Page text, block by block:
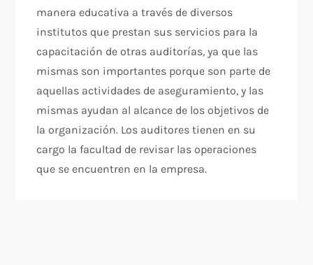
manera educativa a través de diversos
institutos que prestan sus servicios para la
capacitación de otras auditorías, ya que las
mismas son importantes porque son parte de
aquellas actividades de aseguramiento, y las
mismas ayudan al alcance de los objetivos de
la organización. Los auditores tienen en su
cargo la facultad de revisar las operaciones
que se encuentren en la empresa.